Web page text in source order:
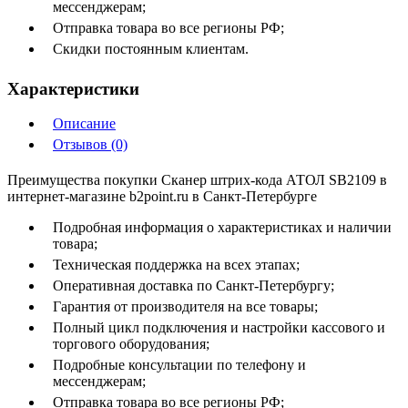
мессенджерам;
Отправка товара во все регионы РФ;
Скидки постоянным клиентам.
Характеристики
Описание
Отзывов (0)
Преимущества покупки Сканер штрих-кода АТОЛ SB2109 в
интернет-магазине b2point.ru в Санкт-Петербурге
Подробная информация о характеристиках и наличии
товара;
Техническая поддержка на всех этапах;
Оперативная доставка по Санкт-Петербургу;
Гарантия от производителя на все товары;
Полный цикл подключения и настройки кассового и
торгового оборудования;
Подробные консультации по телефону и
мессенджерам;
Отправка товара во все регионы РФ;